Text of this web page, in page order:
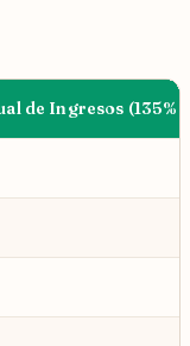
de Ingresos (135%